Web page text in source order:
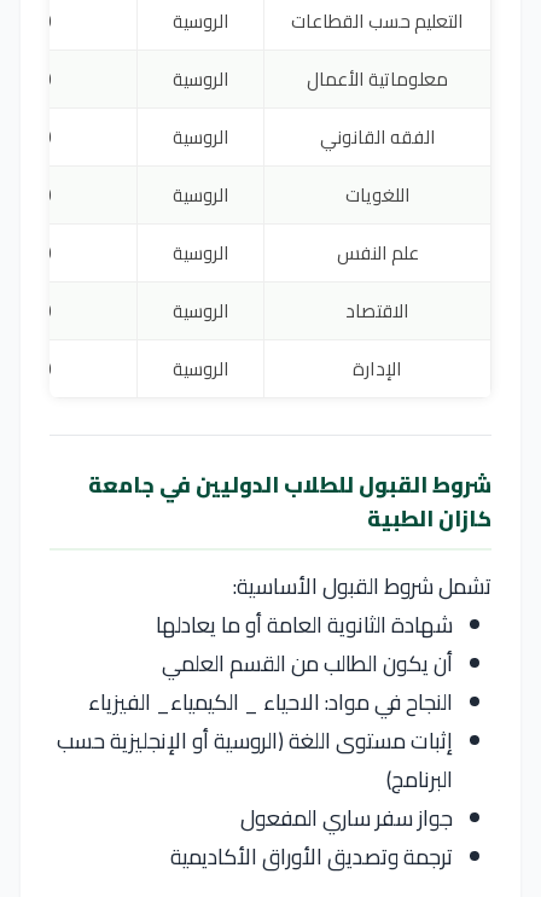
التعليم حسب القطاعات
الروسية
2,220
معلوماتية الأعمال
الروسية
3,300
الفقه القانوني
الروسية
2,400
اللغويات
الروسية
2,400
علم النفس
الروسية
1,500
الاقتصاد
الروسية
1,500
الإدارة
الروسية 1,500
شروط القبول للطلاب الدوليين في جامعة
كازان الطبية
تشمل شروط القبول الأساسية:
شهادة الثانوية العامة أو ما يعادلها
أن يكون الطالب من القسم العلمي
النجاح في مواد: الاحياء _ الكيمياء_ الفيزياء
إثبات مستوى اللغة (الروسية أو الإنجليزية حسب
البرنامج)
جواز سفر ساري المفعول
ترجمة وتصديق الأوراق الأكاديمية